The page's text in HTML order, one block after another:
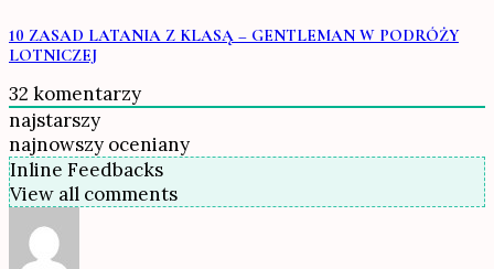
10 ZASAD LATANIA Z KLASĄ – GENTLEMAN W PODRÓŻY
LOTNICZEJ
32 komentarzy
najstarszy
najnowszy oceniany
Inline Feedbacks
View all comments